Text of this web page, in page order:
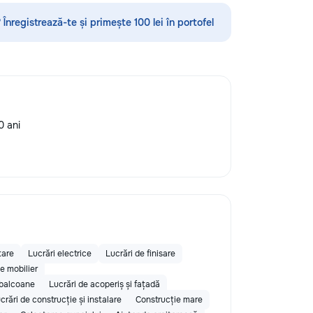
по русскому
чтению и
трудностями в
вместе! Ваш
лучшего!
Înregistrează-te și primește 100 lei în portofel
ani
Lucrări electrice
Lucrări de finisare
mobilier
Lucrări de acoperiș și fațadă
de construcție și instalare
Construcție mare